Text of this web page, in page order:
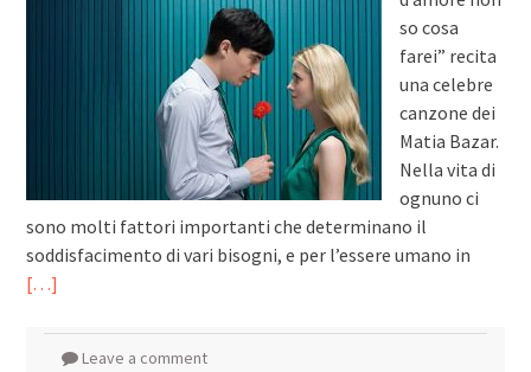
so cosa
farei” recita
una celebre
canzone dei
Matia Bazar.
Nella vita di
ognuno ci
sono molti fattori importanti che determinano il
soddisfacimento di vari bisogni, e per l’essere umano in
[…]
Leave a comment